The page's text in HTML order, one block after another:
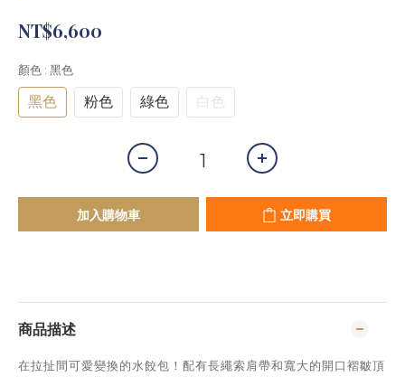
NT$6,600
顏色 : 黑色
黑色 粉色 綠色 白色
加入購物車 立即購買
商品描述
在拉扯間可愛變換的水餃包！配有長繩索肩帶和寬大的開口褶皺頂